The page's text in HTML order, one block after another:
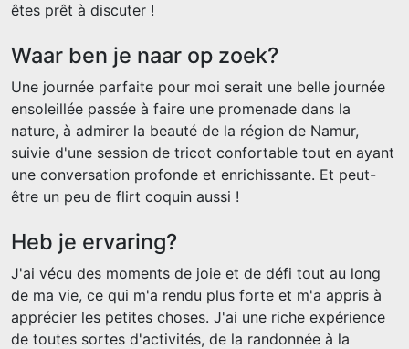
êtes prêt à discuter !
Waar ben je naar op zoek?
Une journée parfaite pour moi serait une belle journée
ensoleillée passée à faire une promenade dans la
nature, à admirer la beauté de la région de Namur,
suivie d'une session de tricot confortable tout en ayant
une conversation profonde et enrichissante. Et peut-
être un peu de flirt coquin aussi !
Heb je ervaring?
J'ai vécu des moments de joie et de défi tout au long
de ma vie, ce qui m'a rendu plus forte et m'a appris à
apprécier les petites choses. J'ai une riche expérience
de toutes sortes d'activités, de la randonnée à la